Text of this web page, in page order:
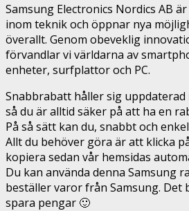
Samsung Electronics Nordics AB
inom teknik och öppnar nya
överallt. Genom obeveklig
förvandlar vi världarna av
enheter, surfplattor och PC.
Snabbrabatt håller sig
så du är alltid säker på att ha en
På så sätt kan du, snabbt och
Allt du behöver göra är att klicka på
kopiera sedan vår hemsidas
Du kan använda denna Samsung
beställer varor från Samsung.
spara pengar 🙂